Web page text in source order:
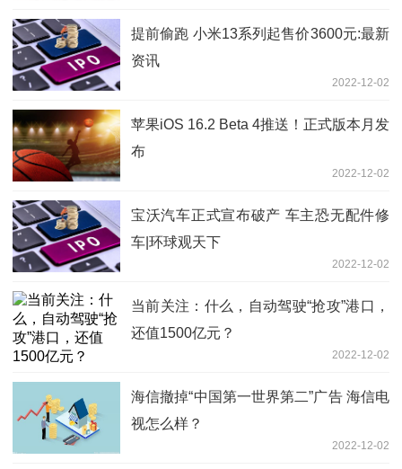
提前偷跑 小米13系列起售价3600元:最新
资讯
2022-12-02
苹果iOS 16.2 Beta 4推送！正式版本月发
布
2022-12-02
宝沃汽车正式宣布破产 车主恐无配件修
车|环球观天下
2022-12-02
当前关注：什么，自动驾驶“抢攻”港口，
还值1500亿元？
2022-12-02
海信撤掉“中国第一世界第二”广告 海信电
视怎么样？
2022-12-02